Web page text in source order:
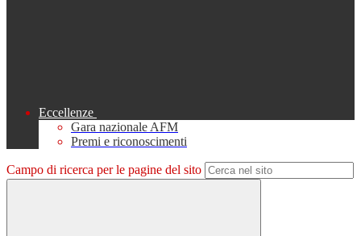
Eccellenze
Gara nazionale AFM
Premi e riconoscimenti
Campo di ricerca per le pagine del sito